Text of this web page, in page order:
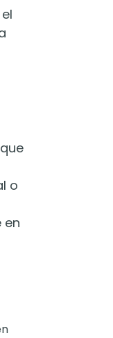
el
o
en